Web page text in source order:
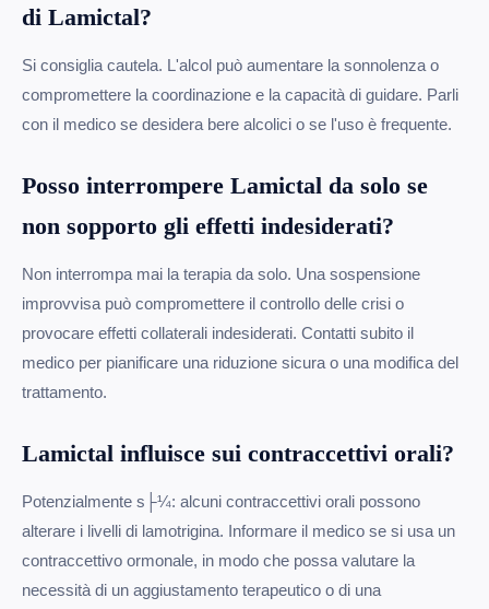
di Lamictal?
Si consiglia cautela. L'alcol può aumentare la sonnolenza o
compromettere la coordinazione e la capacità di guidare. Parli
con il medico se desidera bere alcolici o se l'uso è frequente.
Posso interrompere Lamictal da solo se
non sopporto gli effetti indesiderati?
Non interrompa mai la terapia da solo. Una sospensione
improvvisa può compromettere il controllo delle crisi o
provocare effetti collaterali indesiderati. Contatti subito il
medico per pianificare una riduzione sicura o una modifica del
trattamento.
Lamictal influisce sui contraccettivi orali?
Potenzialmente s├¼: alcuni contraccettivi orali possono
alterare i livelli di lamotrigina. Informare il medico se si usa un
contraccettivo ormonale, in modo che possa valutare la
necessità di un aggiustamento terapeutico o di una